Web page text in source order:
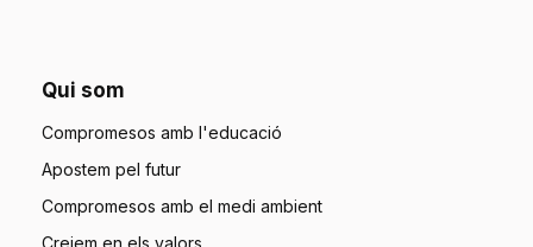
Qui som
Compromesos amb l'educació
Apostem pel futur
Compromesos amb el medi ambient